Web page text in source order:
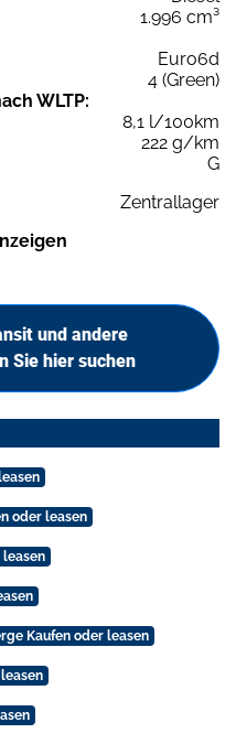
1.996 cm³
Euro6d
4 (Green)
WLTP:
8,1 l/100km
222 g/km
G
Zentrallager
und andere
Sie hier suchen
oder leasen
leasen
Kaufen oder leasen